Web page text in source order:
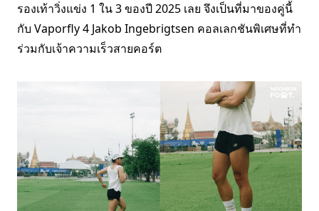
รองเท้าวิ่งแข่ง 1 ใน 3 ของปี 2025 เลย จึงเป็นที่มาของคู่นี้
กับ Vaporfly 4 Jakob Ingebrigtsen คอลเลกชันพิเศษที่ทำ
ร่วมกับเจ้าความเร็วสายคอร์ต